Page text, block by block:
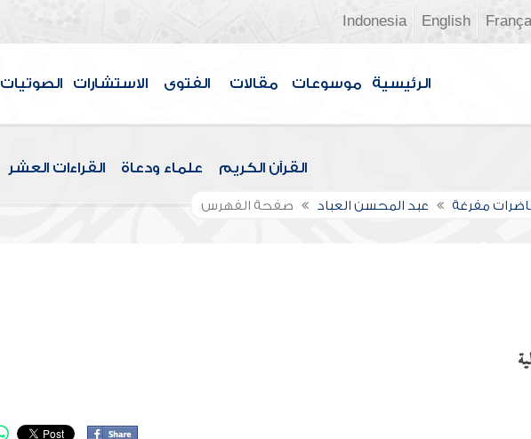
English
Indonesia
الرئيسية موسوعات مقالات الفتوى الاستشارات الصوتيات
القرآن الكريم علماء ودعاة القراءات العشر
مفرغة عبد المحسن العباد صفحة الفهرس